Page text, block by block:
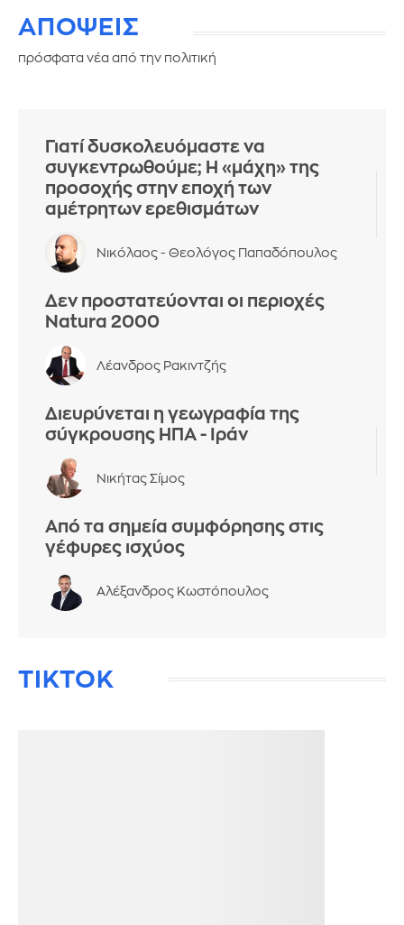
ΑΠΟΨΕΙΣ
πρόσφατα νέα από την πολιτική
Γιατί δυσκολευόμαστε να
συγκεντρωθούμε; Η «μάχη» της
προσοχής στην εποχή των
αμέτρητων ερεθισμάτων
Νικόλαος - Θεολόγος Παπαδόπουλος
Δεν προστατεύονται οι περιοχές
Natura 2000
Λέανδρος Ρακιντζής
Διευρύνεται η γεωγραφία της
σύγκρουσης ΗΠΑ - Ιράν
Νικήτας Σίμος
Από τα σημεία συμφόρησης στις
γέφυρες ισχύος
Αλέξανδρος Κωστόπουλος
TIKTOK